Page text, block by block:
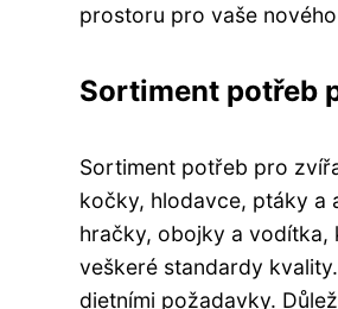
prostoru pro vaše
Sortiment potřeb
Sortiment potřeb pro
kočky, hlodavce, ptáky a
hračky, obojky a vodítka,
veškeré standardy
dietními požadavky.